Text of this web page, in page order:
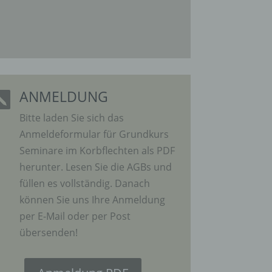
ANMELDUNG
Bitte laden Sie sich das
Anmeldeformular für Grundkurs
Seminare im Korbflechten als PDF
herunter. Lesen Sie die AGBs und
füllen es vollständig. Danach
können Sie uns Ihre Anmeldung
per E-Mail oder per Post
übersenden!